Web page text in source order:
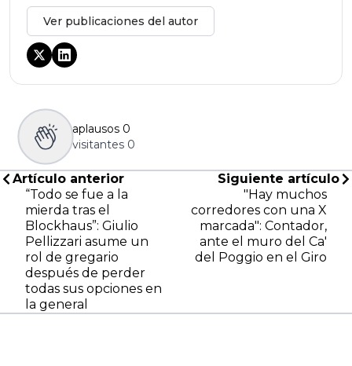
Ver publicaciones del autor
aplausos 0
visitantes 0
Artículo anterior
“Todo se fue a la
mierda tras el
Blockhaus”: Giulio
Pellizzari asume un
rol de gregario
después de perder
todas sus opciones en
la general
Siguiente artículo
"Hay muchos
corredores con una X
marcada": Contador,
ante el muro del Ca'
del Poggio en el Giro